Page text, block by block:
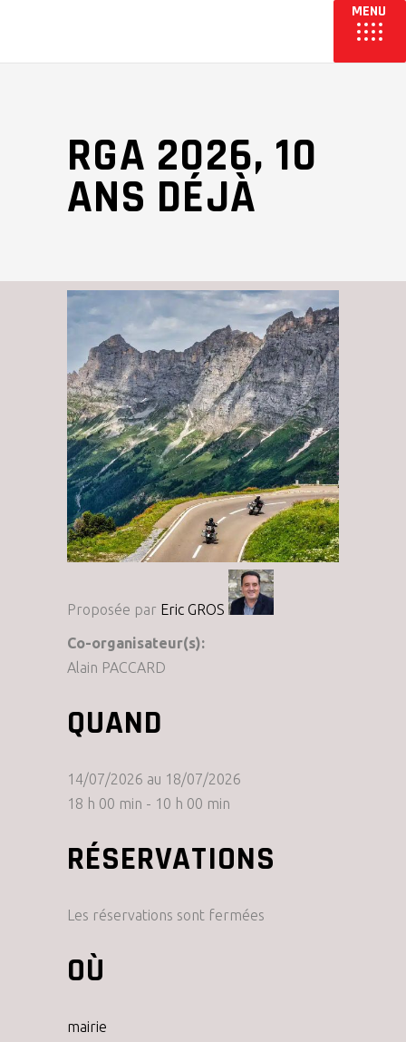
RGA 2026, 10
ANS DÉJÀ
Proposée par Eric GROS
Co-organisateur(s):
Alain PACCARD
QUAND
14/07/2026 au 18/07/2026
18 h 00 min - 10 h 00 min
RÉSERVATIONS
Les réservations sont fermées
OÙ
mairie